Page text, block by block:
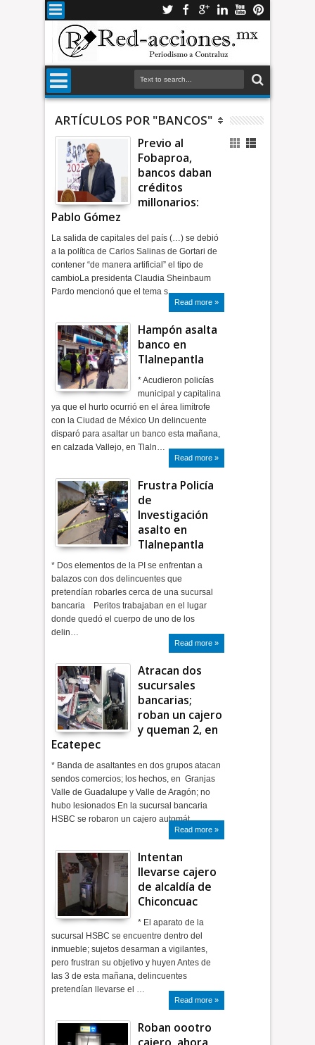
ARTÍCULOS POR "BANCOS"
Previo al
Fobaproa,
bancos daban
créditos
millonarios:
Pablo Gómez
La salida de capitales del país (…) se debió
a la política de Carlos Salinas de Gortari de
contener “de manera artificial” el tipo de
cambioLa presidenta Claudia Sheinbaum
Pardo mencionó que el tema s…
Read more »
Hampón asalta
banco en
Tlalnepantla
* Acudieron policías
municipal y capitalina
ya que el hurto ocurrió en el área limítrofe
con la Ciudad de México Un delincuente
disparó para asaltar un banco esta mañana,
en calzada Vallejo, en Tlaln…
Read more »
Frustra Policía
de
Investigación
asalto en
Tlalnepantla
* Dos elementos de la PI se enfrentan a
balazos con dos delincuentes que
pretendían robarles cerca de una sucursal
bancaria Peritos trabajaban en el lugar
donde quedó el cuerpo de uno de los
delin…
Read more »
Atracan dos
sucursales
bancarias;
roban un cajero
y queman 2, en
Ecatepec
* Banda de asaltantes en dos grupos atacan
sendos comercios; los hechos, en Granjas
Valle de Guadalupe y Valle de Aragón; no
hubo lesionados En la sucursal bancaria
HSBC se robaron un cajero automát…
Read more »
Intentan
llevarse cajero
de alcaldía de
Chiconcuac
* El aparato de la
sucursal HSBC se encuentre dentro del
inmueble; sujetos desarman a vigilantes,
pero frustran su objetivo y huyen Antes de
las 3 de esta mañana, delincuentes
pretendían llevarse el …
Read more »
Roban oootro